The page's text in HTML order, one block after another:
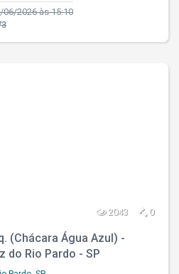
2026 às 15:10
2043 0
(Chácara Água Azul) -
do Rio Pardo - SP